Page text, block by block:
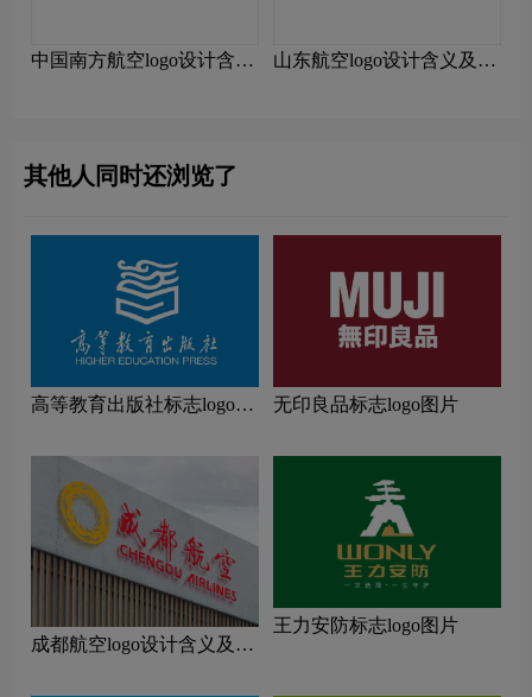
中国南方航空logo设计含义
山东航空logo设计含义及设
其他人同时还浏览了
高等教育出版社标志logo图
无印良品标志logo图片
成都航空logo设计含义及设
王力安防标志logo图片